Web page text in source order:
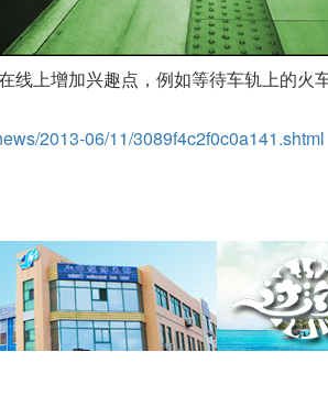
线上增加兴趣点，例如等待车轨上的火
2013-06/11/3089f4c2f0c0a141.shtml